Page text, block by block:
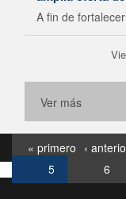
A fin de
Ver más
« primero ‹
5
6